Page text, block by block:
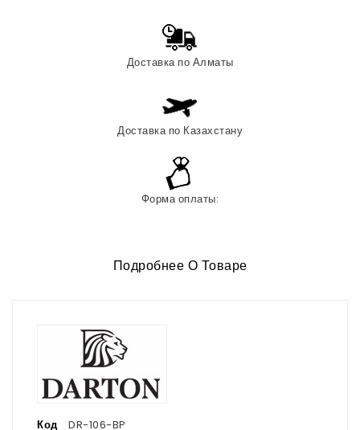
Доставка по Алматы
Доставка по Казахстану
Форма оплаты:
Подробнее О Товаре
Код DR-106-BP